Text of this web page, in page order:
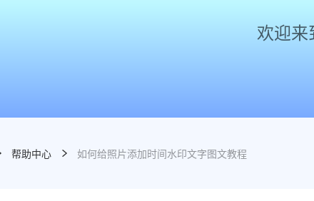
欢迎来
帮助中心 如何给照片添加时间水印文字图文教程